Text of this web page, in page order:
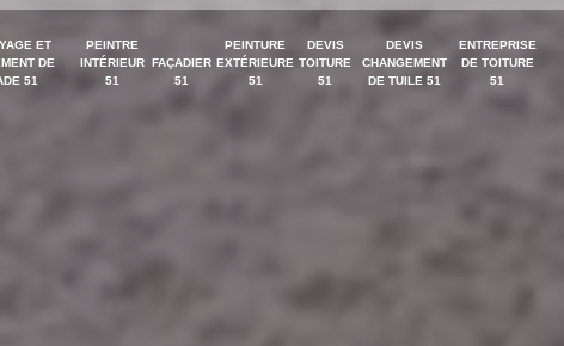
ET
DE
51
PEINTRE
INTÉRIEUR
51
FAÇADIER
51
PEINTURE
EXTÉRIEURE
51
DEVIS
TOITURE
51
DEVIS
CHANGEMENT
DE TUILE 51
ENTREPRISE
DE TOITURE
51